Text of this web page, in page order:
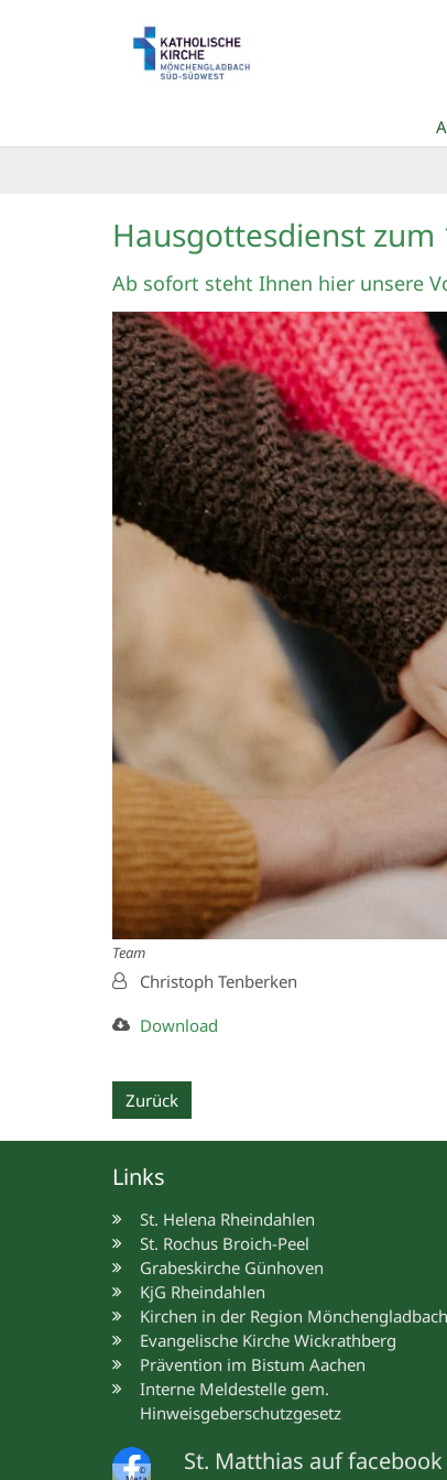
Hausgottesdienst zum
Ab sofort steht Ihnen hier unsere
Team
Von:Christoph Tenberken
Download
Zurück
Links
St. Helena Rheindahlen
St. Rochus Broich-Peel
Grabeskirche Günhoven
KjG Rheindahlen
Kirchen in der Region Mönchengladbach
Evangelische Kirche Wickrathberg
Prävention im Bistum Aachen
Interne Meldestelle gem.
Hinweisgeberschutzgesetz
© St. Matthias auf facebook